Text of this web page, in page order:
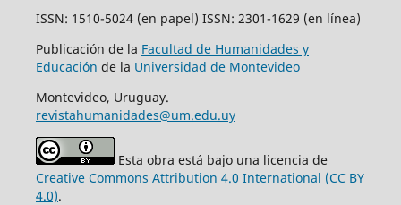
ISSN: 1510-5024 (en papel) ISSN: 2301-1629 (en línea)
Publicación de la Facultad de Humanidades y
Educación de la Universidad de Montevideo
Montevideo, Uruguay.
revistahumanidades@um.edu.uy
Esta obra está bajo una licencia de
Creative Commons Attribution 4.0 International (CC BY
4.0).